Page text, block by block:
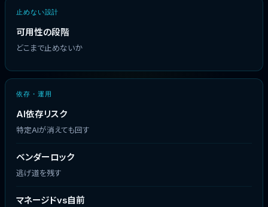
止めない設計
可用性の段階
どこまで止めないか
依存・運用
AI依存リスク
特定AIが消えても回す
ベンダーロック
逃げ道を残す
マネージドvs自前